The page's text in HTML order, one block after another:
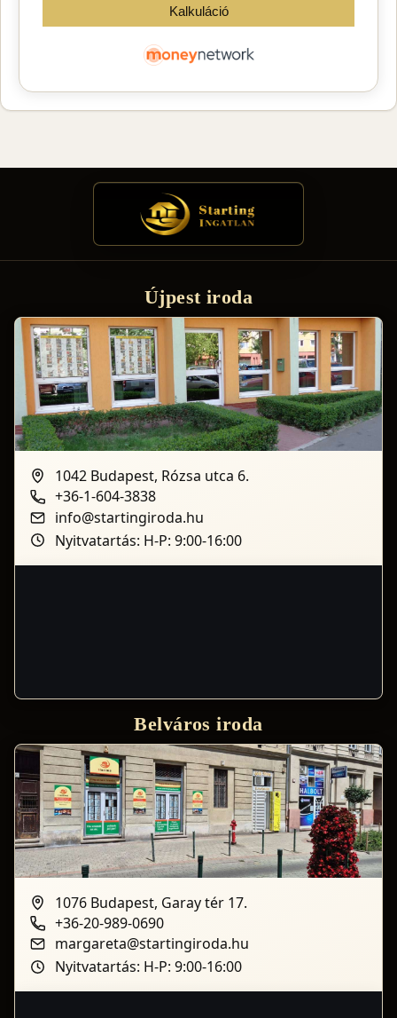
Újpest iroda
1042 Budapest, Rózsa utca 6.
+36-1-604-3838
info@startingiroda.hu
Nyitvatartás: H-P: 9:00-16:00
Belváros iroda
1076 Budapest, Garay tér 17.
+36-20-989-0690
margareta@startingiroda.hu
Nyitvatartás: H-P: 9:00-16:00